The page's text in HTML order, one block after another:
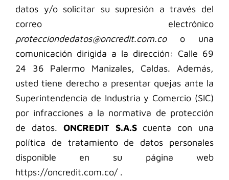
datos y/o solicitar su supresión a través del
correo electrónico
protecciondedatos@oncredit.com.coo una
comunicación dirigida a la dirección: Calle 69
24 36 Palermo Manizales, Caldas. Además,
usted tiene derecho a presentar quejas ante la
Superintendencia de Industria y Comercio (SIC)
por infracciones a la normativa de protección
de datos. ONCREDIT S.A.Scuenta con una
política de tratamiento de datos personales
disponible en su página web
https://oncredit.com.co/ .